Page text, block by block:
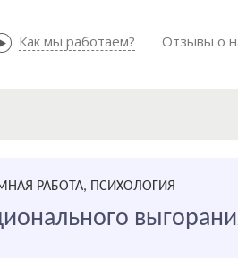
Как мы работаем?
Как мы работаем? Отзывы о
РАБОТА, ПСИХОЛОГИЯ